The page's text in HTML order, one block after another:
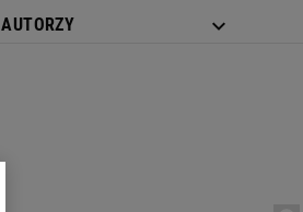
AUTORZY